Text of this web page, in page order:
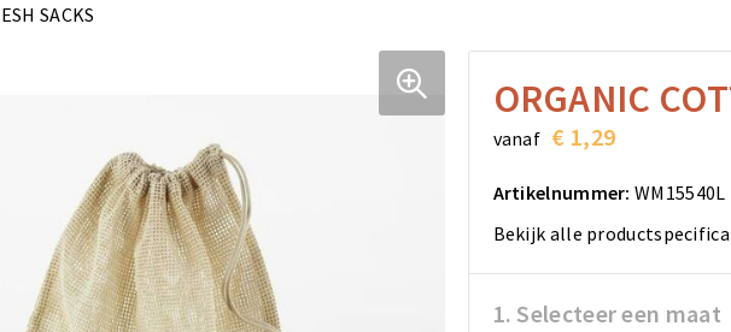
SACKS
ORGANIC
vanaf € 1,29
Artikelnummer: WM15540L
Bekijk alle
1. Selecteer een maat